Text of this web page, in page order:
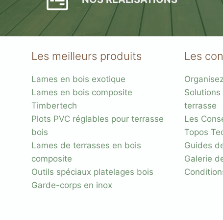
Plots réglables
incombustibles en
Les meilleurs produits
Lames en bois exotique
Lames en bois composite
Timbertech
Plots PVC réglables pour terrasse
bois
Lames de terrasses en bois
composite
Outils spéciaux platelages bois
Garde-corps en inox
Les
terrasse
Les
Topos
Guides
Galerie